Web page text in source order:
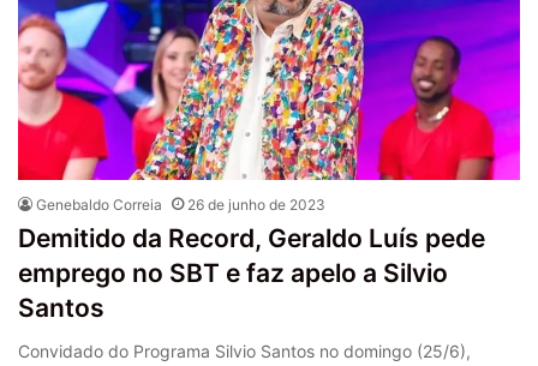
Genebaldo Correia 26 de junho de 2023
Demitido da Record, Geraldo Luís pede
emprego no SBT e faz apelo a Silvio
Santos
Convidado do Programa Silvio Santos no domingo (25/6),